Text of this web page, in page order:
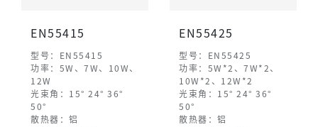
EN55415
型号：EN55415
功率：5W、7W、10W、
12W
光束角：15° 24° 36°
50°
散热器：铝
EN55425
型号：EN55425
功率：5W*2、7W*2、
10W*2、12W*2
光束角：15° 24° 36°
50°
散热器：铝